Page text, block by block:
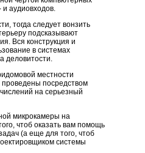
аудиовходов.
тогда следует вонзить
подсказывают
Вся конструкция и
в системах
деловитости.
местности
проведены посредством
на серьезный
микрокамеры на
чтоб оказать вам помощь
(а еще для того, чтоб
системы